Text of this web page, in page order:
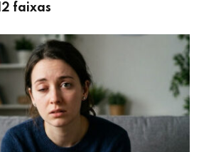
faixas